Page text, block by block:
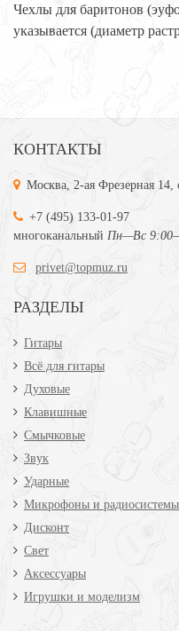
Чехлы для баритонов
указывается (диаметр
КОНТАКТЫ
Москва, 2-ая Фрезерная 14,
+7 (495) 133-01-97
многоканальный Пн—Вс
privet@topmuz.ru
РАЗДЕЛЫ
Гитары
Всё для гитары
Духовые
Клавишные
Смычковые
Звук
Ударные
Микрофоны и радиосистемы
Дисконт
Свет
Аксессуары
Игрушки и моделизм